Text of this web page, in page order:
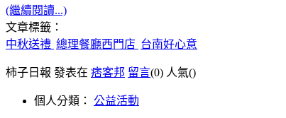
(繼續閱讀...)
文章標籤：
中秋送禮 總理餐廳西門店 台南好心意
柿子日報 發表在 痞客邦 留言(0) 人氣()
個人分類： 公益活動